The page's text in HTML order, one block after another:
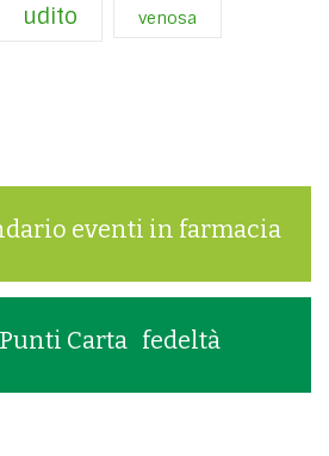
udito venosa
eventi in farmacia
Punti Carta fedeltà